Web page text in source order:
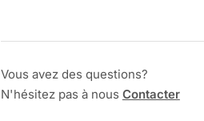
Vous avez des questions?
N'hésitez pas à nous Contacter